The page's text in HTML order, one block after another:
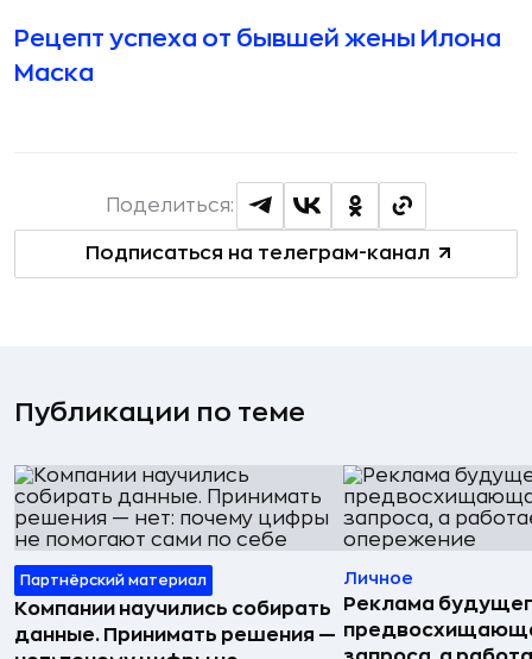
Рецепт успеха от бывшей жены Илона
Маска
Подписаться на телеграм-канал
Поделиться:
Публикации по теме
Партнёрский материал
Компании научились собирать
данные. Принимать решения —
Личное
Реклама